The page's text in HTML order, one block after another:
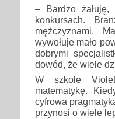
– Bardzo
konkursach.
mężczyznami.
wywołuje mało
dobrymi
dowód, że wiele
W szkole
matematykę.
cyfrowa
przynosi o wiele